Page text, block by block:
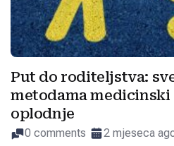
Put do roditeljstva:
metodama
oplodnje
0 comments 2 mjeseca